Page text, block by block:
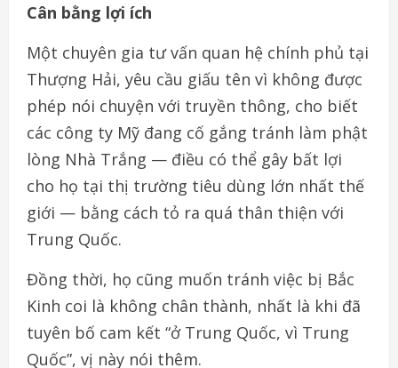
Cân bằng lợi ích
Một chuyên gia tư vấn quan hệ chính phủ tại
Thượng Hải, yêu cầu giấu tên vì không được
phép nói chuyện với truyền thông, cho biết
các công ty Mỹ đang cố gắng tránh làm phật
lòng Nhà Trắng — điều có thể gây bất lợi
cho họ tại thị trường tiêu dùng lớn nhất thế
giới — bằng cách tỏ ra quá thân thiện với
Trung Quốc.
Đồng thời, họ cũng muốn tránh việc bị Bắc
Kinh coi là không chân thành, nhất là khi đã
tuyên bố cam kết “ở Trung Quốc, vì Trung
Quốc”, vị này nói thêm.